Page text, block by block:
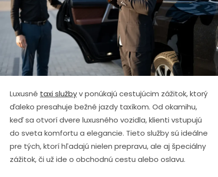
Luxusné taxi službyv ponúkajú cestujúcim zážitok, ktorý
ďaleko presahuje bežné jazdy taxíkom. Od okamihu,
keď sa otvorí dvere luxusného vozidla, klienti vstupujú
do sveta komfortu a elegancie. Tieto služby sú ideálne
pre tých, ktorí hľadajú nielen prepravu, ale aj špeciálny
zážitok, či už ide o obchodnú cestu alebo oslavu.